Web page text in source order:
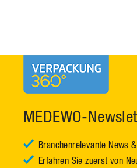
MEDEWO-
Branchenrelevante News
Erfahren Sie zuerst von